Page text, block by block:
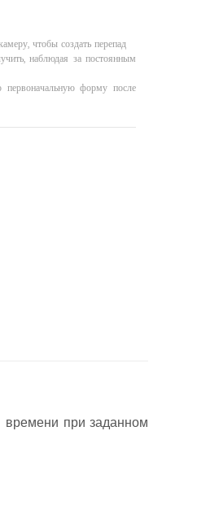
чтобы создать перепад
наблюдая за постоянным
первоначальную форму после
времени при заданном